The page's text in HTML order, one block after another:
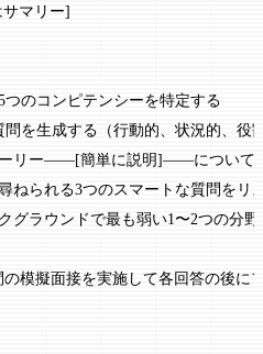
マリー]
のコンピテンシーを特定する
を生成する（行動的、状況的、役
リー——[簡単に説明]——について
ねられる3つのスマートな質問をリ
グラウンドで最も弱い1〜2つの分
模擬面接を実施して各回答の後に